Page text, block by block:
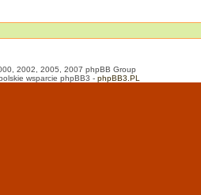
2002, 2005, 2007 phpBB Group
wsparcie phpBB3 - phpBB3.PL